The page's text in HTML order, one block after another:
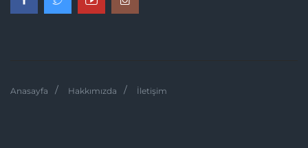
Anasayfa Hakkımızda İletişim